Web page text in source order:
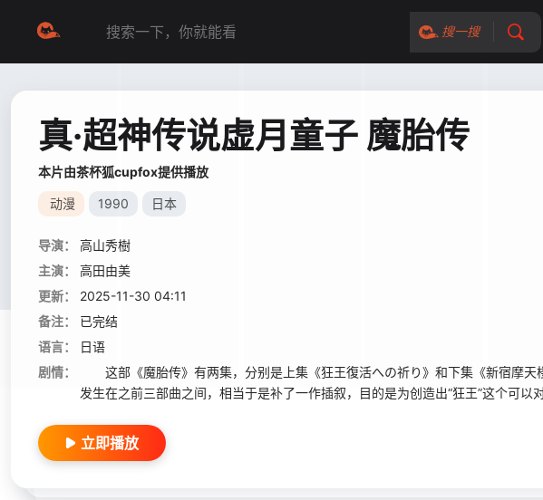
搜一搜
真·超神传说虚月童子 魔胎传
本片由茶杯狐cupfox提供播放
动漫 1990 日本
导演：
高山秀樹
主演：
高田由美
更新：
2025-11-30 04:11
备注：
已完结
语言：
日语
剧情：
这部《魔胎传》有两集，分别是上集《狂王復活への祈り》和下集《新宿摩天
发生在之前三部曲之间，相当于是补了一作插叙，目的是为创造出“狂王”这个可以
立即播放